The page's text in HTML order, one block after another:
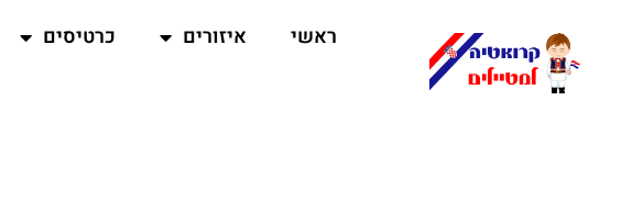
ראשי איזורים כרטיסים